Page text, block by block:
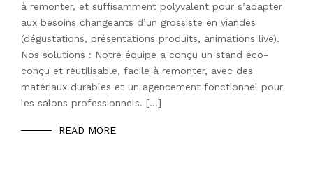
à remonter, et suffisamment polyvalent pour s’adapter
aux besoins changeants d’un grossiste en viandes
(dégustations, présentations produits, animations live).
Nos solutions : Notre équipe a conçu un stand éco-
conçu et réutilisable, facile à remonter, avec des
matériaux durables et un agencement fonctionnel pour
les salons professionnels. […]
READ MORE